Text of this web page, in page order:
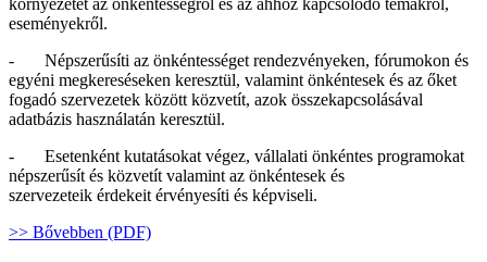
környezetet az önkéntességről és az ahhoz kapcsolódó témákról,
eseményekről.
- Népszerűsíti az önkéntességet rendezvényeken, fórumokon és
egyéni megkereséseken keresztül, valamint önkéntesek és az őket
fogadó szervezetek között közvetít, azok összekapcsolásával
adatbázis használatán keresztül.
- Esetenként kutatásokat végez, vállalati önkéntes programokat
népszerűsít és közvetít valamint az önkéntesek és
szervezeteik érdekeit érvényesíti és képviseli.
>> Bővebben (PDF)